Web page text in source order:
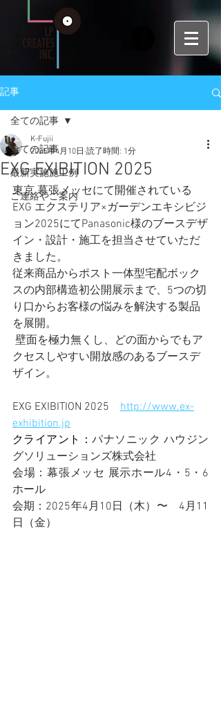
記事
全ての記事
最新実施施工例
ご連絡やご案内
全ての記事
EXG EXIBITION 2025
K-Fujii
2025年4月10日 読了時間: 1分
東京 幕張メッセにて開催されている
EXG エクステリア×ガーデンエキシビジ
ョン2025にてPanasonic様のブースデザ
イン・設計・施工を担当させていただ
きました。
従来商品からポスト一体型宅配ボック
スの内部構造初公開展示まで、5つの切
り口からお客様の悩みを解決する製品
を展開。
クセスしやすい開放感のあるブースデ
ザイン。
EXG EXIBITION 2025 http://www.ex-
exhibition.jp
クライアント：パナソニック ハウジン
グソリューションズ株式会社
会場：幕張メッセ 展示ホール4・5・6
ホール
会期：2025年4月10日（木）〜　4月11
日（金）